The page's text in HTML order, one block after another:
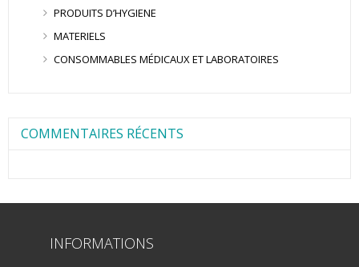
PRODUITS D’HYGIENE
MATERIELS
CONSOMMABLES MÉDICAUX ET LABORATOIRES
COMMENTAIRES RÉCENTS
INFORMATIONS